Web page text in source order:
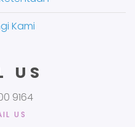
Kami
US
9164
US